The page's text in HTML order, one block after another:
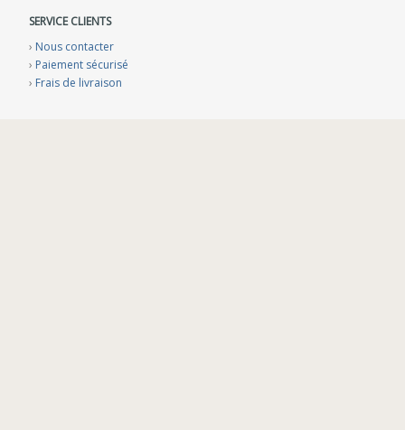
SERVICE CLIENTS
› Nous contacter
› Paiement sécurisé
› Frais de livraison